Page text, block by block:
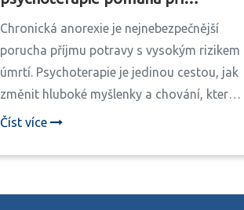
potravy
Chronická anorexie je nejnebezpečnější
porucha příjmu potravy s vysokým rizikem
úmrtí. Psychoterapie je jedinou cestou, jak
změnit hluboké myšlenky a chování, která
onemocnění udržují. Uzdravení je možné -
Číst více